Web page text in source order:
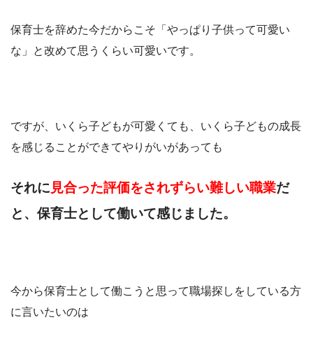
保育士を辞めた今だからこそ「やっぱり子供って可愛い
な」と改めて思うくらい可愛いです。
ですが、いくら子どもが可愛くても、いくら子どもの成長
を感じることができてやりがいがあっても
それに 見合った評価をされずらい難しい職業だ
と、保育士として働いて感じました。
今から保育士として働こうと思って職場探しをしている方
に言いたいのは